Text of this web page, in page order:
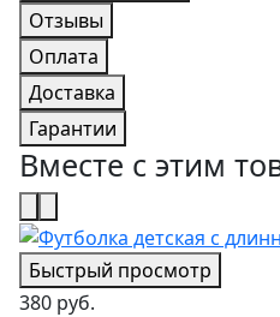
Отзывы
Оплата
Доставка
Гарантии
Вместе с этим
Быстрый просмотр
380 руб.